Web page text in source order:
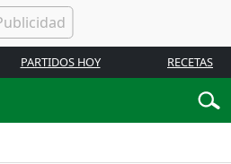
PARTIDOS HOY RECETAS